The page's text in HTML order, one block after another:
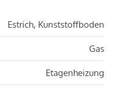
Estrich, Kunststoffboden
Gas
Etagenheizung